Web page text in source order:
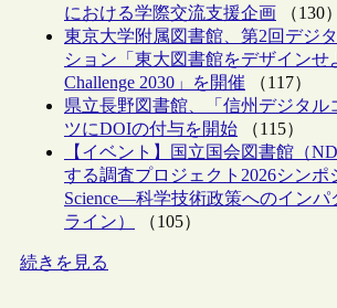
における学際交流支援企画 （130）
東京大学附属図書館、第2回デジ
ション「東大図書館をデザインせ
Challenge 2030」を開催 （117）
県立長野図書館、「信州デジタル
ツにDOIの付与を開始 （115）
【イベント】国立国会図書館（
する調査プロジェクト2026シンポ
Science―科学技術政策へのイン
ライン）
（105）
続きを見る